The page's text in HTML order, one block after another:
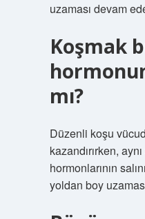
uzaması devam
Koşmak
mı?
Düzenli koşu
kazandırırken,
hormonlarının
yoldan boy